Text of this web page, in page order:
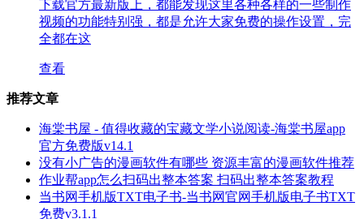
下载官方最新版上，都能发现这里各种各样的一些制作
视频的功能特别强，都是允许大家免费的操作设置，完
全都在这
查看
推荐文章
海棠书屋 - 值得收藏的宝藏文学小说阅读-海棠书屋app
官方免费版v14.1
没有小广告的漫画软件有哪些 资源丰富的漫画软件推荐
作业帮app怎么扫码出整本答案 扫码出整本答案教程
当书网手机版TXT电子书-当书网官网手机版电子书TXT
免费v3.1.1